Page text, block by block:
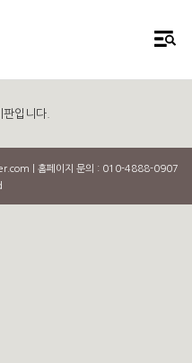
입니다.
| 홈페이지 문의 : 010-4888-0907